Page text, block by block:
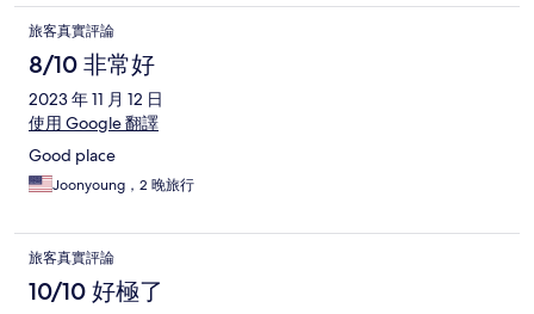
旅客真實評論
8/10 非常好
2023 年 11 月 12 日
使用 Google 翻譯
Good place
Joonyoung，2 晚旅行
旅客真實評論
10/10 好極了